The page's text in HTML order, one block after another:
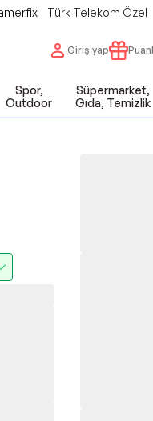
Türk Telekom Özel
Giriş yap
Spor,
Outdoor
Süpermarket,
Gıda, Temizlik